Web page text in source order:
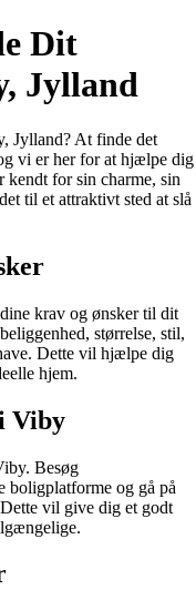
Dit
Jylland
Jylland? At finde det
vi er her for at hjælpe dig
kendt for sin charme, sin
til et attraktivt sted at slå
krav og ønsker til dit
størrelse, stil,
Dette vil hjælpe dig
hjem.
Viby
Besøg
boligplatforme og gå på
vil give dig et godt